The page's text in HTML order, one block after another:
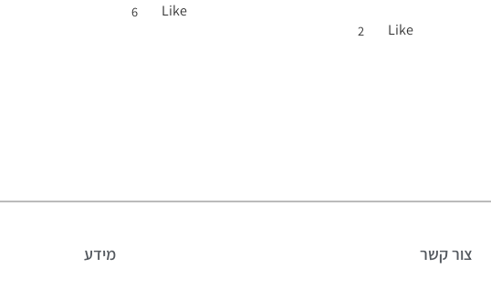
Like
2
Like
6
צור קשר מידע